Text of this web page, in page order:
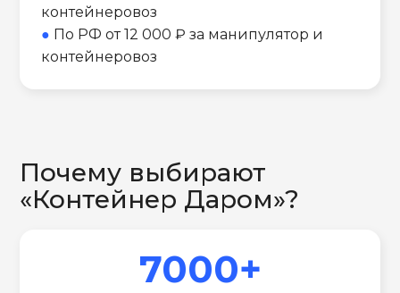
контейнеровоз
● По РФ от 12 000 ₽ за манипулятор и
контейнеровоз
Почему выбирают
«Контейнер Даром»?
7000+